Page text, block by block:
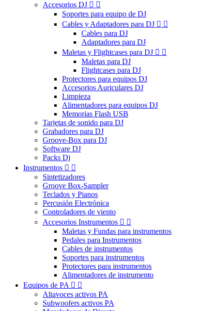
Accesorios DJ  
Soportes para equipo de DJ
Cables y Adaptadores para DJ  
Cables para DJ
Adaptadores para DJ
Maletas y Flightcases para DJ  
Maletas para DJ
Flightcases para DJ
Protectores para equipos DJ
Accesorios Auriculares DJ
Limpieza
Alimentadores para equipos DJ
Memorias Flash USB
Tarjetas de sonido para DJ
Grabadores para DJ
Groove-Box para DJ
Software DJ
Packs Dj
Instrumentos  
Sintetizadores
Groove Box-Sampler
Teclados y Pianos
Percusión Electrónica
Controladores de viento
Accesorios Instrumentos  
Maletas y Fundas para instrumentos
Pedales para Instrumentos
Cables de instrumentos
Soportes para instrumentos
Protectores para instrumentos
Alimentadores de instrumento
Equipos de PA  
Altavoces activos PA
Subwoofers activos PA